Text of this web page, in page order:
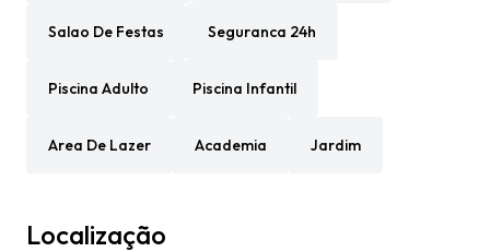
Salao De Festas Seguranca 24h
Piscina Adulto Piscina Infantil
Area De Lazer Academia Jardim
Localização